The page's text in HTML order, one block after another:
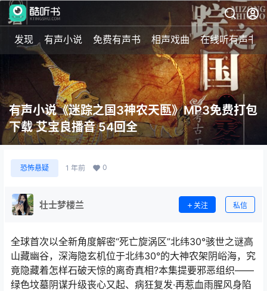
发现 有声小说 免费有声书 相声戏曲 在线听有声书
有声小说《迷踪之国3神农天匦》MP3免费打包
下载 艾宝良播音 54回全
恐怖悬疑 1 年前 0
壮士梦楼兰 关注 私信
全球首次以全新角度解密“死亡旋涡区”北纬30°骇世之谜高
山藏幽谷，深海隐玄机位于北纬30°的大神农架阴峪海，究
竟隐藏着怎样石破天惊的离奇真相?本集提要邪恶组织——
绿色坟墓阴谋升级丧心又起、病狂复发·再惹血雨腥风身陷